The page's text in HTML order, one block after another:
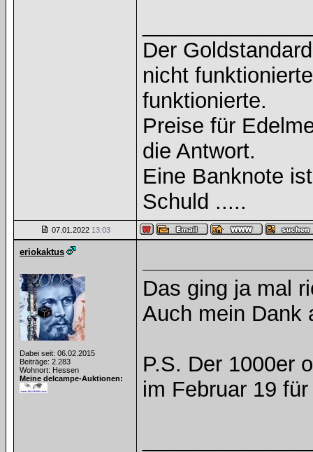
Der
nicht
funktionierte.
Preise für
die Antwort.
Eine Banknote
Schuld .....
07.01.2022 13:03
eriokaktus
Dabei seit: 06.02.2015
Beiträge: 2.283
Wohnort: Hessen
Meine delcampe-Auktionen:
Das ging ja mal
Auch mein Dank
P.S. Der 1000er
im Februar 19